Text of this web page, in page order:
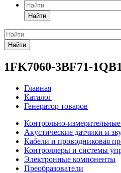
Найти
Найти
1FK7060-3BF71-1QB1
Главная
Каталог
Генератор товаров
Контрольно-
Акустические датчики и
Кабели и проводниковая
Контроллеры и системы
Электронные компоненты
Преобразователи